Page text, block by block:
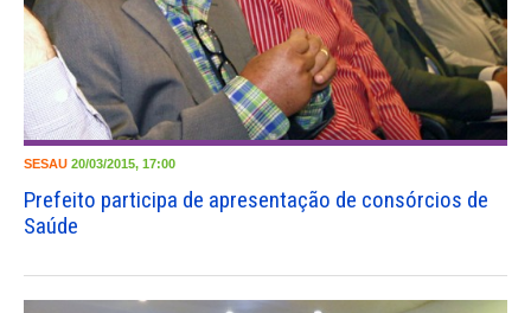
SESAU 20/03/2015, 17:00
Prefeito participa de apresentação de consórcios de
Saúde